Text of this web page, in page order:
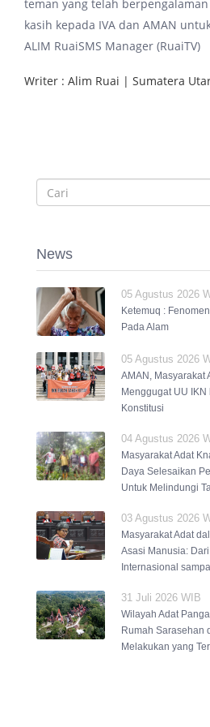
teman yang telah
kasih kepada IVA dan AMAN
ALIM RuaiSMS Manager (RuaiTV)
Writer : Alim Ruai | Sumatera
News
05 Agustus 2026
Ketemuq :
Pada Alam
05 Agustus 2026
AMAN, Masyarakat
Menggugat UU IKN
Konstitusi
04 Agustus 2026
Masyarakat Adat
Daya Selesaikan
Untuk Melindungi
03 Agustus 2026
Masyarakat Adat
Asasi Manusia:
Internasional
31 Juli 2026 WIB
Wilayah Adat
Rumah Sarasehan
Melakukan yang